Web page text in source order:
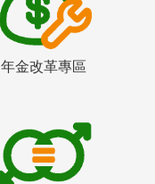
年金改革專區